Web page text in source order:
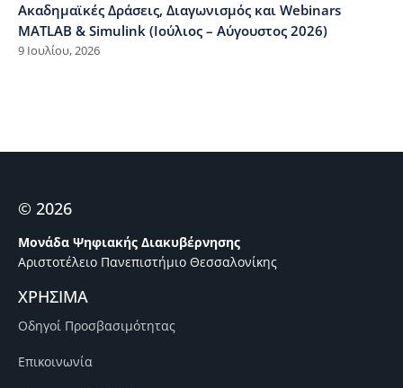
Ακαδημαϊκές Δράσεις, Διαγωνισμός και Webinars
MATLAB & Simulink (Ιούλιος – Αύγουστος 2026)
9 Ιουλίου, 2026
© 2026
Μονάδα Ψηφιακής Διακυβέρνησης
Αριστοτέλειο Πανεπιστήμιο Θεσσαλονίκης
ΧΡΗΣΙΜΑ
Οδηγοί Προσβασιμότητας
Επικοινωνία